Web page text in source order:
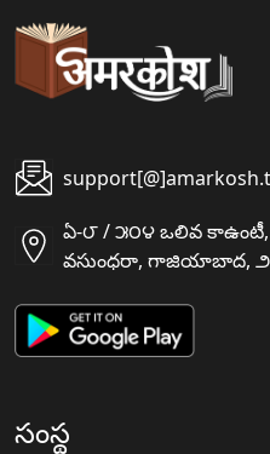
ఏ-౮ / ౫౦౪ ఒలివ కాఉంటీ,
వసుంధరా, గాజియాబాద,
సంస్థ